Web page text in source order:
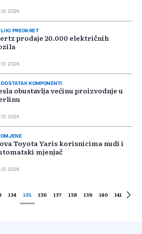
01. 2024.
PREOKRET
prodaje 20.000 električnih
01. 2024.
KOMPONENTI
obustavlja većinu proizvodnje u
01. 2024.
Toyota Yaris korisnicima nudi i
mjenjač
01. 2024.
134 135 136 137 138 139 140 141